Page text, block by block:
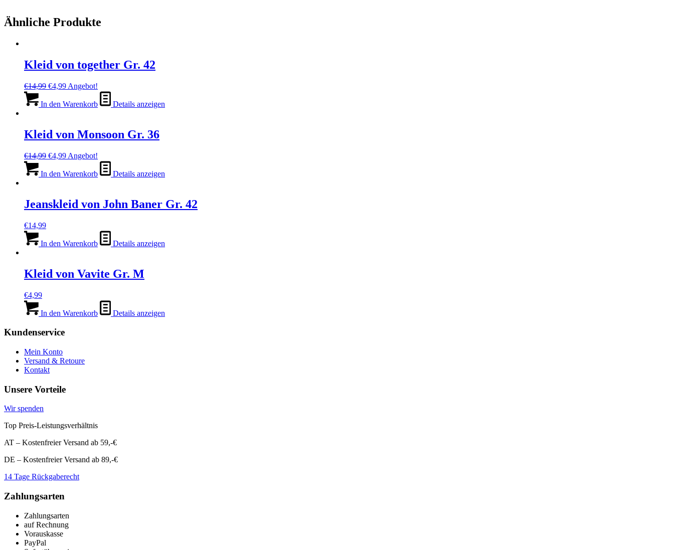
Ähnliche Produkte
Kleid von together Gr. 42
€14,99 Ursprünglicher
war:
€4,99Aktueller
ist:
Angebot!
In den Warenkorb Details anzeigen
Kleid von Monsoon Gr. 36
€14,99 Ursprünglicher
war:
€4,99Aktueller
ist:
Angebot!
In den Warenkorb Details anzeigen
Jeanskleid von John Baner Gr. 42
€14,99
In den Warenkorb Details anzeigen
Kleid von Vavite Gr. M
€4,99
In den Warenkorb Details anzeigen
Kundenservice
Mein Konto
Versand & Retoure
Kontakt
Unsere Vorteile
Wir spenden
Top Preis-Leistungsverhältnis
AT – Kostenfreier Versand ab 59,-€
DE – Kostenfreier Versand ab 89,-€
14 Tage Rückgaberecht
Zahlungsarten
Zahlungsarten
auf Rechnung
Vorauskasse
PayPal